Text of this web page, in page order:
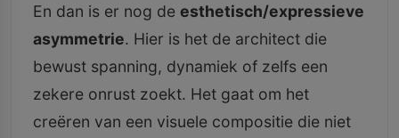
En dan is er nog de esthetisch/expressieve
asymmetrie. Hier is het de architect die
bewust spanning, dynamiek of zelfs een
zekere onrust zoekt. Het gaat om het
creëren van een visuele compositie die niet